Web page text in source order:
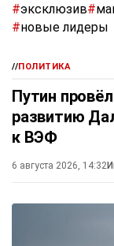
#эксклюзив#
#новые лидеры
//ПОЛИТИКА
Путин
развитию
к ВЭФ
6 августа 2026, 14:32